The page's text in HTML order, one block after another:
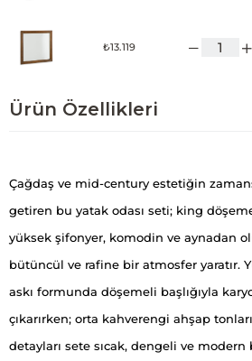
₺13.119
Ürün Özellikleri
Çağdaş ve mid-century estetiğin
getiren bu yatak odası seti; king
yüksek şifonyer, komodin ve aynadan
bütüncül ve rafine bir atmosfer yaratır.
askı formunda döşemeli başlığıyla
çıkarırken; orta kahverengi ahşap
detayları sete sıcak, dengeli ve modern